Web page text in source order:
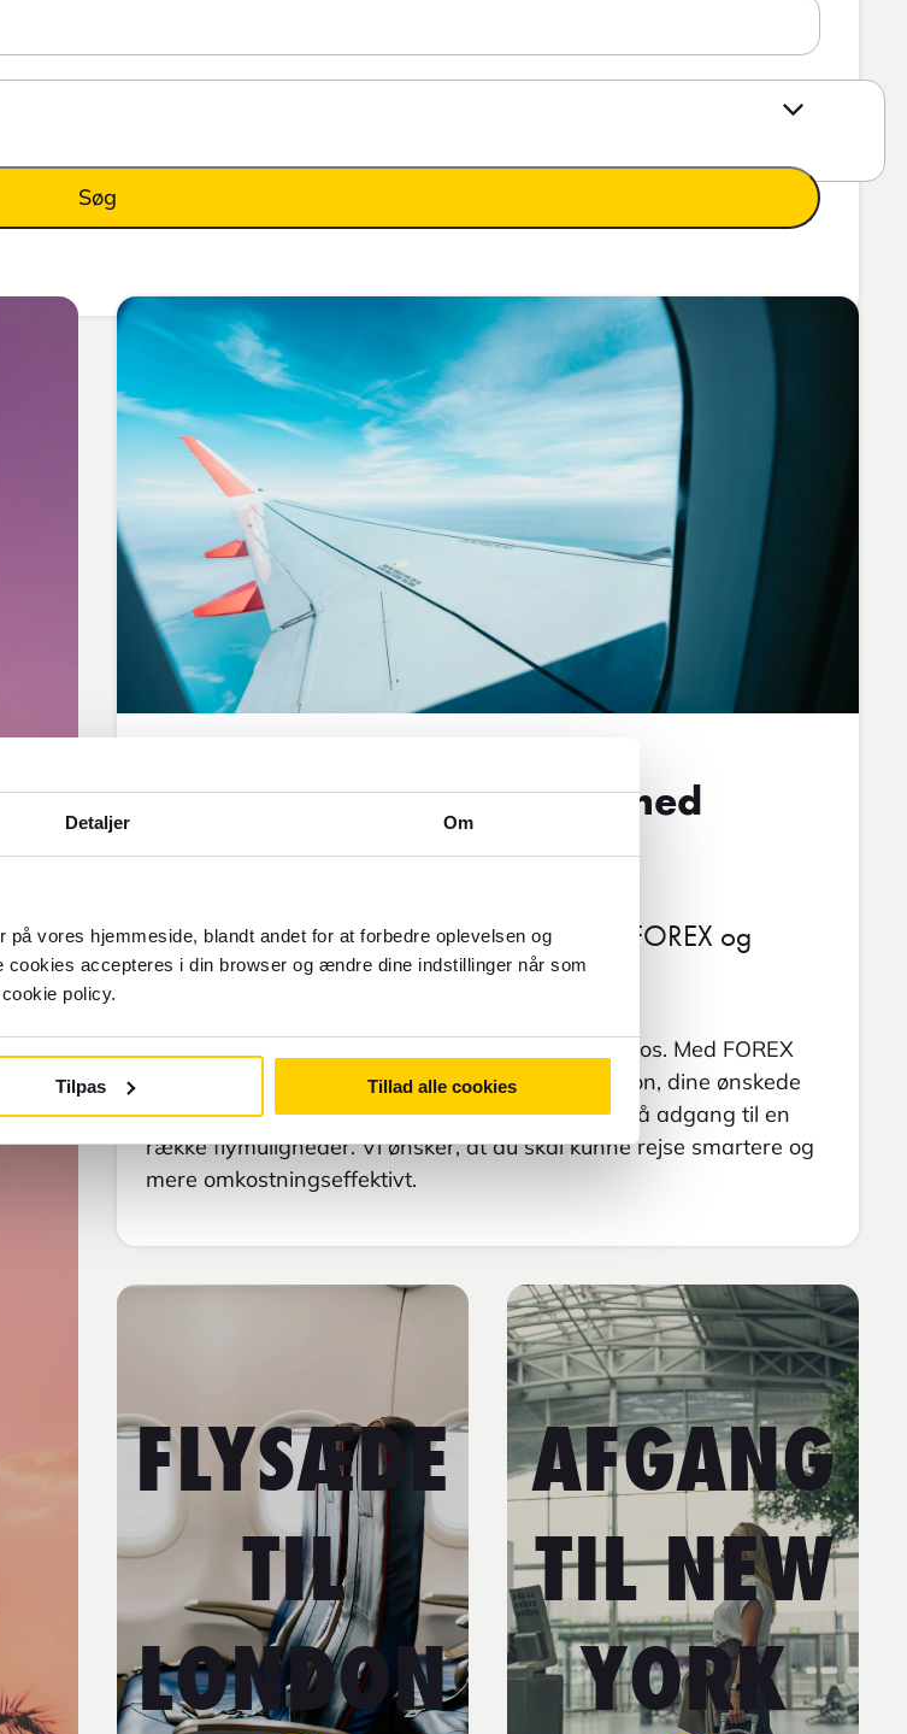
Detaljer Om
vores hjemmeside, blandt andet for at forbedre oplevelsen og
accepteres i din browser og ændre dine indstillinger når som
policy.
Tilpas Tillad alle cookies
Søg
Find og bestil flybilletter med
FOREX
Gør dine rejsedrømme til virkelighed med FOREX og
Flyrejser.dk. Rejsen starter hos FOREX.
Det er nemt at søge efter den ideelle flyrejse hos os. Med FOREX
Find Fly behøver du kun at indtaste din destination, dine ønskede
rejsedatoer og antal rejsende for øjeblikkeligt at få adgang til en
række flymuligheder. Vi ønsker, at du skal kunne rejse smartere og
mere omkostningseffektivt.
FLYSÆDE
TIL
LONDON
AFGANG
TIL NEW
YORK